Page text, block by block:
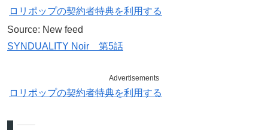
ロリポップの契約者特典を利用する
Source: New feed
SYNDUALITY Noir 第5話
Advertisements
ロリポップの契約者特典を利用する